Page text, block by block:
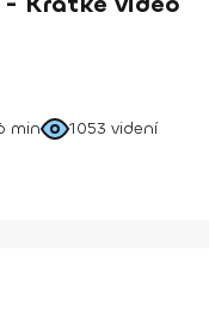
min 1053 videní